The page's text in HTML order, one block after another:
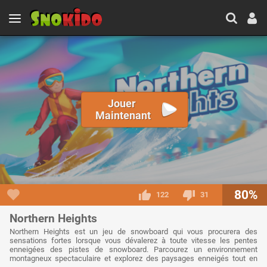
Jouer
Maintenant
122 31 80%
Northern Heights
Northern Heights est un jeu de snowboard qui vous procurera des
sensations fortes lorsque vous dévalerez à toute vitesse les pentes
enneigées des pistes de snowboard. Parcourez un environnement
montagneux spectaculaire et explorez des paysages enneigés tout en